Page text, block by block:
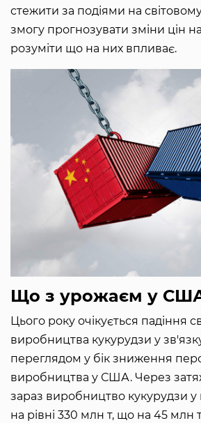
стежити за подіями на
змогу прогнозувати зміни цін
розуміти що на них впливає.
Що з урожаєм у
Цього року очікується падіння
виробництва кукурудзи у
переглядом у бік зниження
виробництва у США. Через
зараз виробництво кукурудзи у
на рівні 330 млн т, що на 45